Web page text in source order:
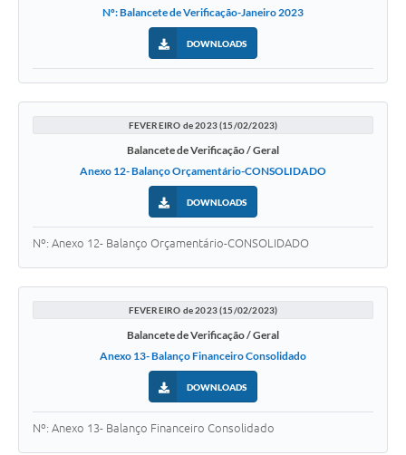
Nº: Balancete de Verificação-Janeiro 2023
DOWNLOADS
FEVEREIRO de 2023 (15/02/2023)
Balancete de Verificação / Geral
Anexo 12- Balanço Orçamentário-CONSOLIDADO
DOWNLOADS
Nº: Anexo 12- Balanço Orçamentário-CONSOLIDADO
FEVEREIRO de 2023 (15/02/2023)
Balancete de Verificação / Geral
Anexo 13- Balanço Financeiro Consolidado
DOWNLOADS
Nº: Anexo 13- Balanço Financeiro Consolidado